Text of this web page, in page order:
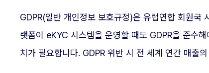
GDPR(일반 개인정보 보호규정)은 유럽연합 회원국
랫폼이 eKYC 시스템을 운영할 때도 GDPR을 준수
치가 필요합니다. GDPR 위반 시 전 세계 연간 매출